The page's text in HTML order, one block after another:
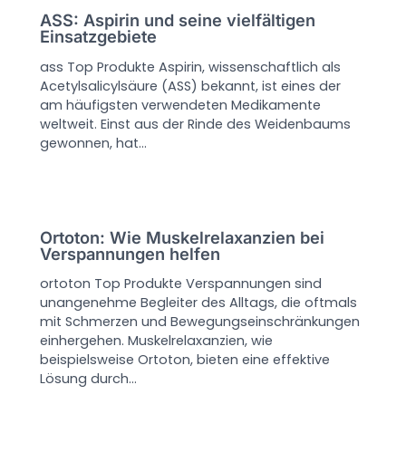
ASS: Aspirin und seine vielfältigen
Einsatzgebiete
ass Top Produkte Aspirin, wissenschaftlich als
Acetylsalicylsäure (ASS) bekannt, ist eines der
am häufigsten verwendeten Medikamente
weltweit. Einst aus der Rinde des Weidenbaums
gewonnen, hat…
Ortoton: Wie Muskelrelaxanzien bei
Verspannungen helfen
ortoton Top Produkte Verspannungen sind
unangenehme Begleiter des Alltags, die oftmals
mit Schmerzen und Bewegungseinschränkungen
einhergehen. Muskelrelaxanzien, wie
beispielsweise Ortoton, bieten eine effektive
Lösung durch…